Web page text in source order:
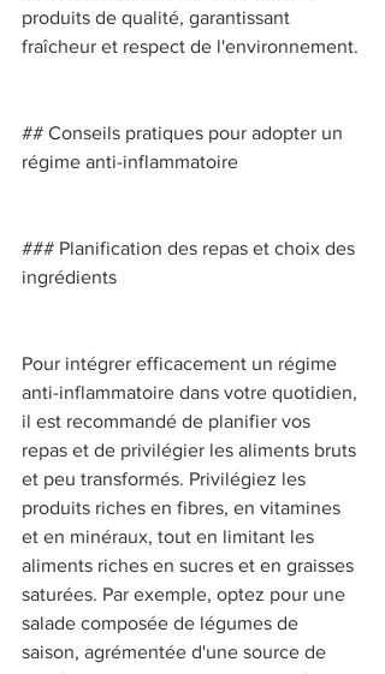
produits de qualité, garantissant
fraîcheur et respect de l'environnement.
## Conseils pratiques pour adopter un
régime anti-inflammatoire
### Planification des repas et choix des
ingrédients
Pour intégrer efficacement un régime
anti-inflammatoire dans votre quotidien,
il est recommandé de planifier vos
repas et de privilégier les aliments bruts
et peu transformés. Privilégiez les
produits riches en fibres, en vitamines
et en minéraux, tout en limitant les
aliments riches en sucres et en graisses
saturées. Par exemple, optez pour une
salade composée de légumes de
saison, agrémentée d'une source de